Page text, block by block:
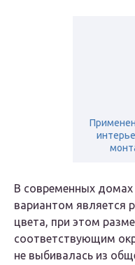
В современных
вариантом является
цвета, при этом
соответствующим
не выбивалась из